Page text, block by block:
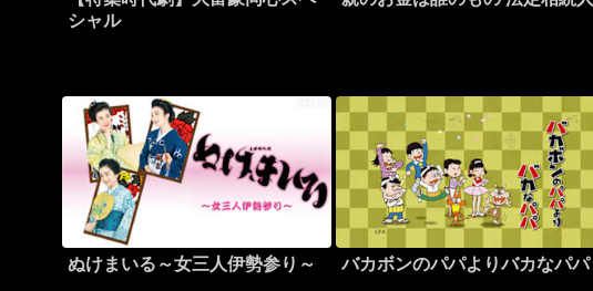
シャル
ぬけまいる～女三人伊勢参り～ バカボンのパパよりバカなパパ